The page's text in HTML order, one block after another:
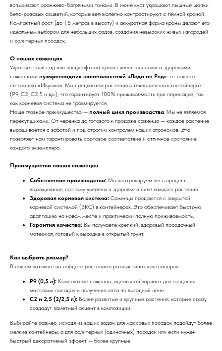
вспыхивают оранжево-багряными тонами. В июне куст украшают пышные шапки
бело-розовых соцветий, которые великолепно контрастируют с тёмной кроной.
Компактный рост (до 1,5 метров в высоту) и аккуратная форма кроны делают его
идеальным выбором для небольших садов, создания невысоких живых изгородей
и солитерных посадок.
О наших саженцах
Украсьте свой сад или ландшафтный проект качественными и здоровыми
саженцами пузыреплодник калинолистный «Леди ин Ред» от нашего
питомника «Ивушка». Мы предлагаем растения в технологичных контейнерах
(Р9, С2, С2,5 и др.), что гарантирует 100% приживаемость при пересадке, так
как корневая система не травмируется.
Наше главное преимущество — полный цикл производства. Мы не являемся
перекупщиками. От черенка до готового к продаже саженца — каждое растение
выращивается с заботой и под строгим контролем наших агрономов. Это
позволяет нам гарантировать сортовое соответствие и отличное состояние
каждого экземпляра.
Преимущества наших саженцев
Собственное производство: Мы контролируем весь процесс
выращивания, поэтому уверены в здоровье и силе каждого растения.
Здоровая корневая система: Саженцы продаются с закрытой
корневой системой (ЗКС) в контейнерах. Это обеспечивает быструю
адаптацию на новом месте и практически полную приживаемость.
Гарантия качества: Вы получаете крепкий, здоровый посадочный
материал, готовый к высадке в открытый грунт.
Как выбрать размер?
В нашем каталоге вы найдете растения в разных типах контейнеров:
Р9 (0,5 л): Компактные саженцы, идеальный вариант для создания
массовых посадок и получения опта по выгодной цене.
С2 и 2,5 (2/2,5 л): Более развитые и крупные растения, которые сразу
создадут заметный акцент в композиции.
Выбирайте размер, исходя из ваших задач: для массовых посадок подойдут более
мелкие контейнеры, а для солитерных (одиночных) посадок или если нужен
быстрый декоративный эффект — более крупные.